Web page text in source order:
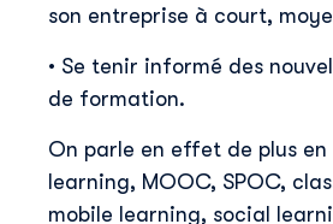
son entreprise à court,
• Se tenir informé des
de formation.
On parle en effet de plus en
learning, MOOC, SPOC,
mobile learning, social